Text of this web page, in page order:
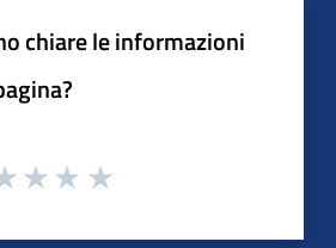
chiare le informazioni